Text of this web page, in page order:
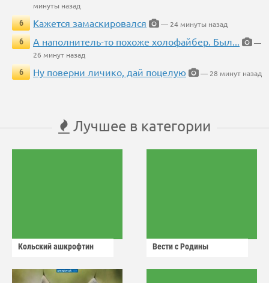
минуты назад
6
Кажется замаскировался
— 24 минуты назад
6
А наполнитель-то похоже холофайбер. Был...
—
26 минут назад
6
Ну поверни личико, дай поцелую — 28 минут назад
Лучшее в категории
Кольский ашкрофтин Вести с Родины